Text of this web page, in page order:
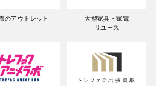
のアウトレット
大型家具・家電
リユース